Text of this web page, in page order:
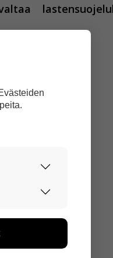
Emme